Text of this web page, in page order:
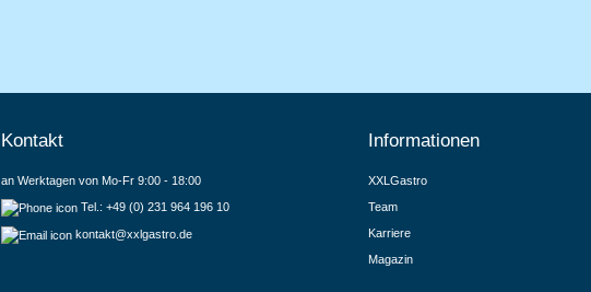
Kontakt
an Werktagen von Mo-Fr 9:00 - 18:00
Tel.: +49 (0) 231 964 196 10
kontakt@xxlgastro.de
Informationen
XXLGastro
Team
Karriere
Magazin